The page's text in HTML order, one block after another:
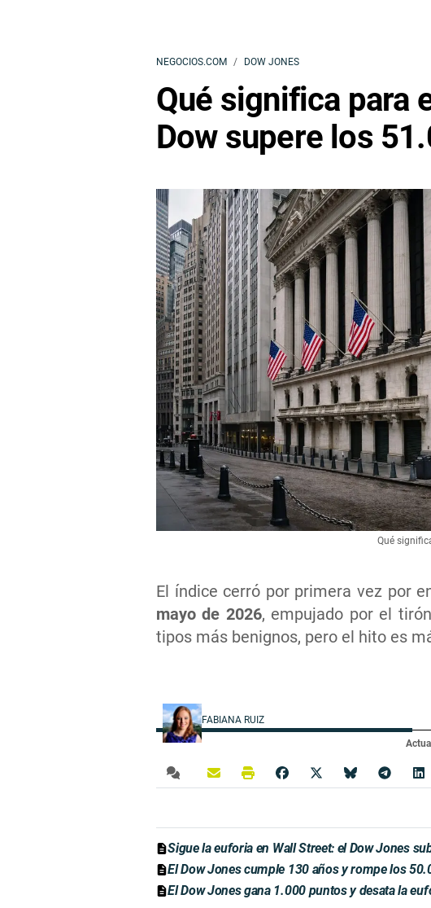
NEGOCIOS.COM DOW JONES
Qué significa para
Dow supere los
El índice cerró por primera vez por
mayo de 2026, empujado por el
tipos más benignos, pero el hito es
Qué
FABIANA RUIZ
Sigue la euforia en Wall Street: el Dow Jones
El Dow Jones cumple 130 años y rompe los
El Dow Jones gana 1.000 puntos y desata la